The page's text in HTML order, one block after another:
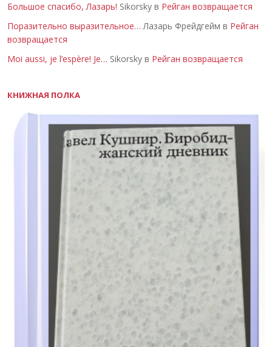
Большое спасибо, Лазарь! Sikorsky в Рейган возвращается
Поразительно выразительное… Лазарь Фрейдгейм в Рейган
возвращается
Moi aussi, je l’espère! Je… Sikorsky в Рейган возвращается
КНИЖНАЯ ПОЛКА